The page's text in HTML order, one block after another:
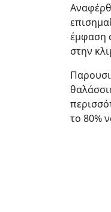
έμφαση
στην
το 80%